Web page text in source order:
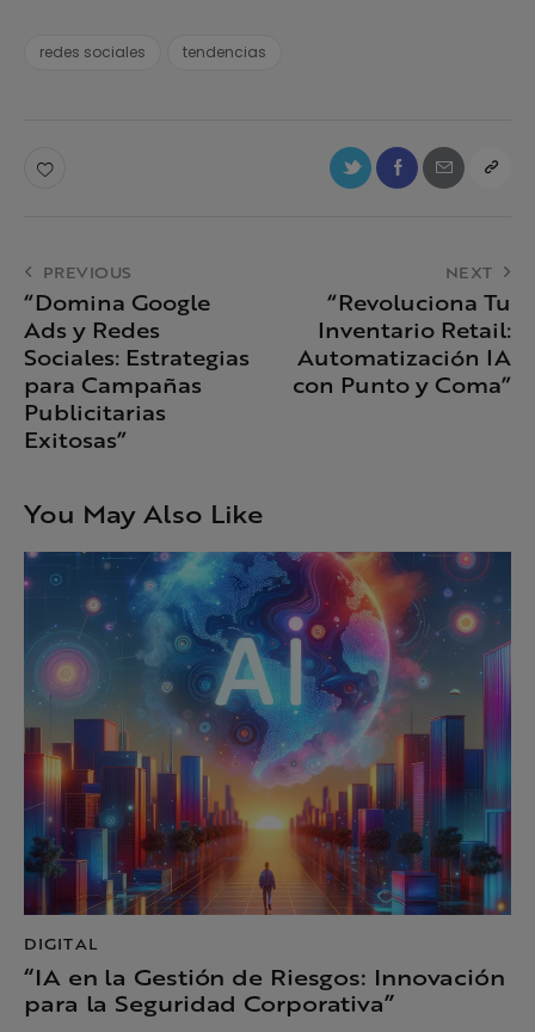
redes sociales tendencias
PREVIOUS
“Domina Google
Ads y Redes
Sociales: Estrategias
para Campañas
Publicitarias
Exitosas”
NEXT
“Revoluciona Tu
Inventario Retail:
Automatización IA
con Punto y Coma”
You May Also Like
DIGITAL
“IA en la Gestión de Riesgos: Innovación
para la Seguridad Corporativa”